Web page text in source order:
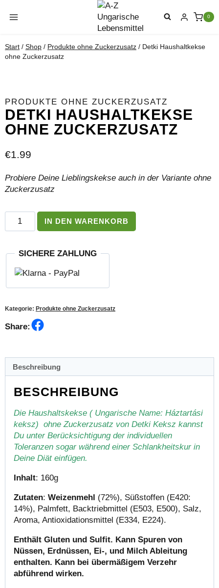
Inhalt
0
Start / Shop / Produkte ohne Zuckerzusatz / Detki Haushaltkekse
ohne Zuckerzusatz
PRODUKTE OHNE ZUCKERZUSATZ
DETKI HAUSHALTKEKSE
OHNE ZUCKERZUSATZ
€1.99
Probiere Deine Lieblingskekse auch in der Variante ohne
Zuckerzusatz
Detki
Haushaltkekse
Zuckerzusatz
IN DEN WARENKORB
SICHERE ZAHLUNG
Kategorie: Produkte ohne Zuckerzusatz
Share:
Beschreibung
BESCHREIBUNG
Die Haushaltskekse ( Ungarische Name: Háztartási
keksz) ohne Zuckerzusatz von Detki Keksz kannst
Du unter Berücksichtigung der individuellen
Toleranzen sogar während einer Schlankheitskur in
Deine Diät einfügen.
Inhalt: 160g
Zutaten: Weizenmehl (72%), Süßstoffen (E420:
14%), Palmfett, Backtriebmittel (E503, E500), Salz,
Aroma, Antioxidationsmittel (E334, E224).
Enthält Gluten und Sulfit. Kann Spuren von
Nüssen, Erdnüssen, Ei-, und Milch Ableitung
enthalten. Kann bei übermäßigem Verzehr
abführend wirken.